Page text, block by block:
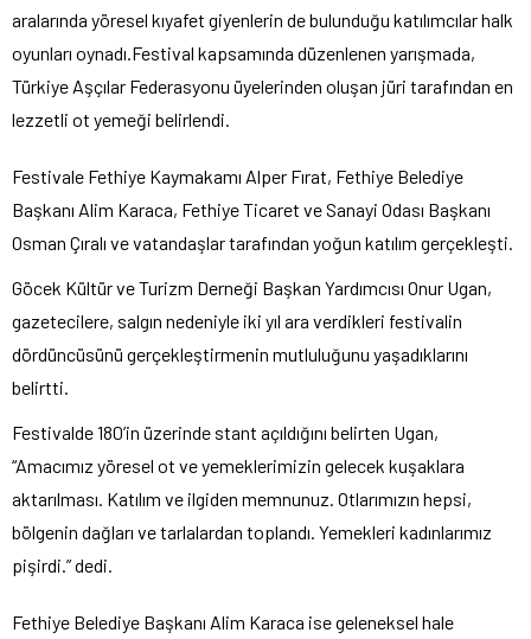
aralarında yöresel kıyafet giyenlerin de bulunduğu katılımcılar halk
oyunları oynadı.Festival kapsamında düzenlenen yarışmada,
Türkiye Aşçılar Federasyonu üyelerinden oluşan jüri tarafından en
lezzetli ot yemeği belirlendi.
Festivale Fethiye Kaymakamı Alper Fırat, Fethiye Belediye
Başkanı Alim Karaca, Fethiye Ticaret ve Sanayi Odası Başkanı
Osman Çıralı ve vatandaşlar tarafından yoğun katılım gerçekleşti.
Göcek Kültür ve Turizm Derneği Başkan Yardımcısı Onur Ugan,
gazetecilere, salgın nedeniyle iki yıl ara verdikleri festivalin
dördüncüsünü gerçekleştirmenin mutluluğunu yaşadıklarını
belirtti.
Festivalde 180’in üzerinde stant açıldığını belirten Ugan,
“Amacımız yöresel ot ve yemeklerimizin gelecek kuşaklara
aktarılması. Katılım ve ilgiden memnunuz. Otlarımızın hepsi,
bölgenin dağları ve tarlalardan toplandı. Yemekleri kadınlarımız
pişirdi.” dedi.
Fethiye Belediye Başkanı Alim Karaca ise geleneksel hale